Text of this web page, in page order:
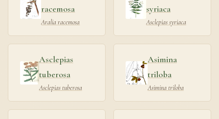
racemosa
Aralia racemosa
syriaca
Asclepias syriaca
Asclepias
tuberosa
Asclepias tuberosa
Asimina
triloba
Asimina triloba